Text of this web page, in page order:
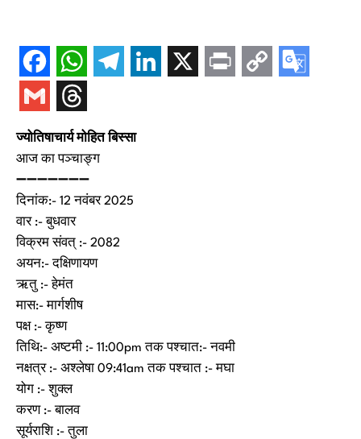
ज्योतिषाचार्य मोहित बिस्सा
आज का पञ्चाङ्ग
➖➖➖➖➖➖➖
दिनांक:- 12 नवंबर 2025
वार :- बुधवार
विक्रम संवत् :- 2082
अयन:- दक्षिणायण
ऋतु :- हेमंत
मास:- मार्गशीष
पक्ष :- कृष्ण
तिथि:- अष्टमी :- 11:00pm तक पश्चात:- नवमी
नक्षत्र :- अश्लेषा 09:41am तक पश्चात :- मघा
योग :- शुक्ल
करण :- बालव
सूर्यराशि :- तुला